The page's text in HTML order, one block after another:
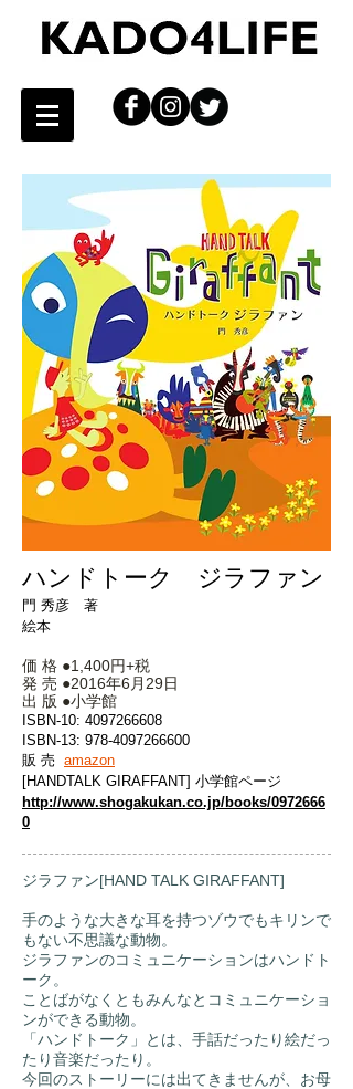
ハンドトーク ジラファン
門 秀彦 著
絵本
価 格 ●1,400円+税
発 売 ●2016年6月29日
出 版 ●小学館
ISBN-10: 4097266608
ISBN-13: 978-4097266600
販 売 amazon
[HANDTALK GIRAFFANT] 小学館ページ
http://www.shogakukan.co.jp/books/0972666
0
ジラファン[HAND TALK GIRAFFANT]
手のような大きな耳を持つゾウでもキリンで
もない不思議な動物。
ジラファンのコミュニケーションはハンドト
ーク。
ことばがなくともみんなとコミュニケーショ
ンができる動物。
「ハンドトーク」とは、手話だったり絵だっ
たり音楽だったり。
今回のストーリーには出てきませんが、お母